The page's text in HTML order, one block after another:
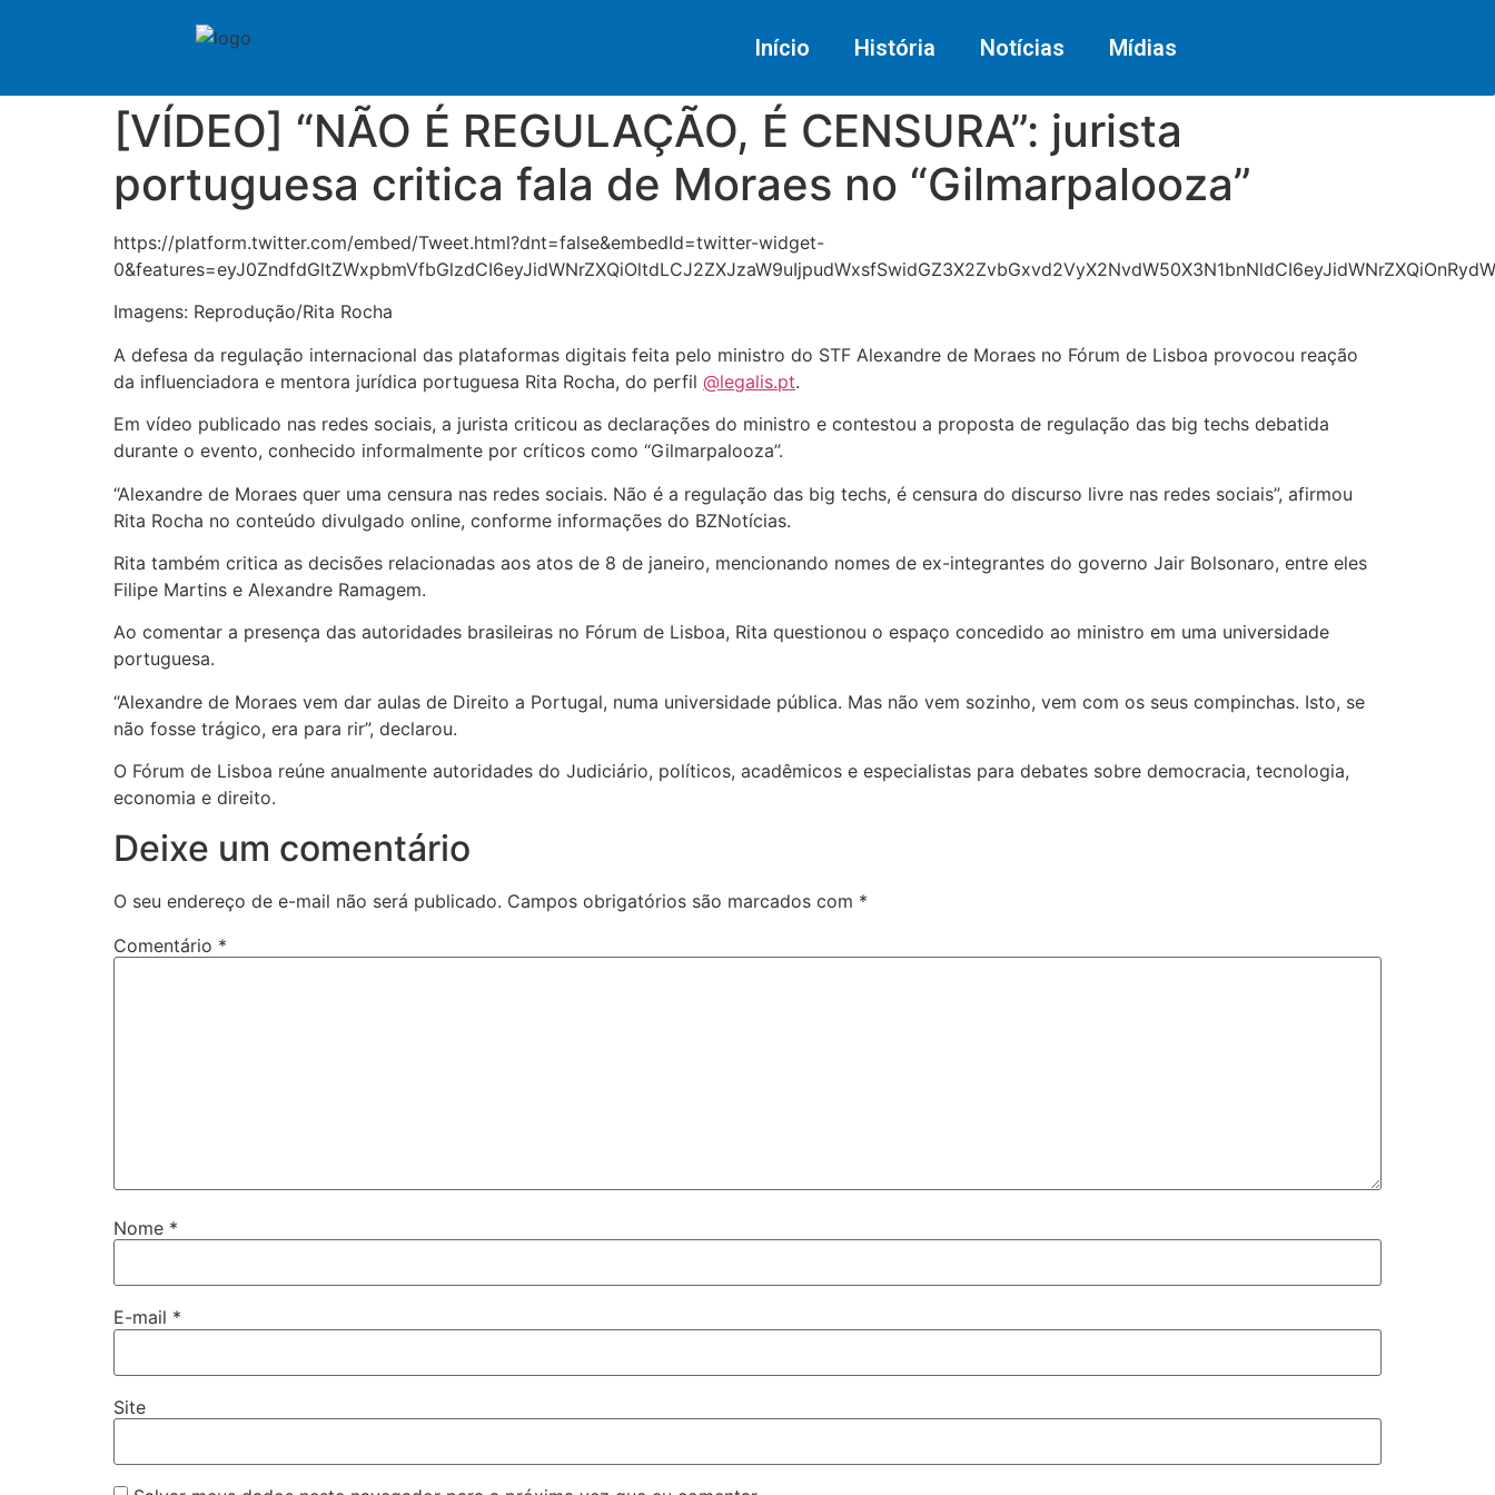
Início História Notícias Mídias
[VÍDEO] “NÃO É REGULAÇÃO, É CENSURA”: jurista
portuguesa critica fala de Moraes no “Gilmarpalooza”
https://platform.twitter.com/embed/Tweet.html?dnt=false&embedId=twitter-widget-
Imagens: Reprodução/Rita Rocha
A defesa da regulação internacional das plataformas digitais feita pelo ministro do STF Alexandre de Moraes no Fórum de Lisboa provocou reação
da influenciadora e mentora jurídica portuguesa Rita Rocha, do perfil @legalis.pt.
Em vídeo publicado nas redes sociais, a jurista criticou as declarações do ministro e contestou a proposta de regulação das big techs debatida
durante o evento, conhecido informalmente por críticos como “Gilmarpalooza”.
“Alexandre de Moraes quer uma censura nas redes sociais. Não é a regulação das big techs, é censura do discurso livre nas redes sociais”, afirmou
Rita Rocha no conteúdo divulgado online, conforme informações do BZNotícias.
Rita também critica as decisões relacionadas aos atos de 8 de janeiro, mencionando nomes de ex-integrantes do governo Jair Bolsonaro, entre eles
Filipe Martins e Alexandre Ramagem.
Ao comentar a presença das autoridades brasileiras no Fórum de Lisboa, Rita questionou o espaço concedido ao ministro em uma universidade
portuguesa.
“Alexandre de Moraes vem dar aulas de Direito a Portugal, numa universidade pública. Mas não vem sozinho, vem com os seus compinchas. Isto, se
não fosse trágico, era para rir”, declarou.
O Fórum de Lisboa reúne anualmente autoridades do Judiciário, políticos, acadêmicos e especialistas para debates sobre democracia, tecnologia,
economia e direito.
Deixe um comentário
O seu endereço de e-mail não será publicado. Campos obrigatórios são marcados com *
Comentário *
Nome *
E-mail *
Site